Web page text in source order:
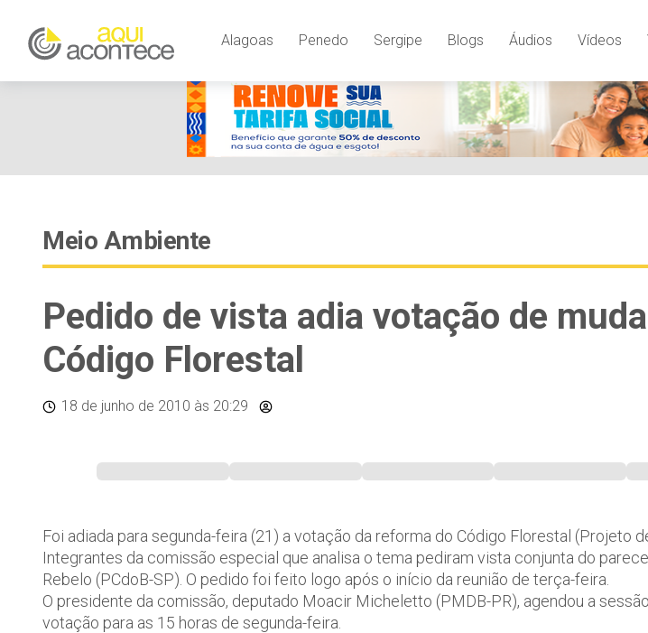
Alagoas Penedo Sergipe Blogs Áudios Vídeos
Meio Ambiente
Pedido de vista adia votação de
Código Florestal
18 de junho de 2010 às 20:29
Foi adiada para segunda-feira (21) a votação da reforma do Código Florestal (Projeto
Integrantes da comissão especial que analisa o tema pediram vista conjunta do
Rebelo (PCdoB-SP). O pedido foi feito logo após o início da reunião de terça-feira.
O presidente da comissão, deputado Moacir Micheletto (PMDB-PR), agendou a
votação para as 15 horas de segunda-feira.